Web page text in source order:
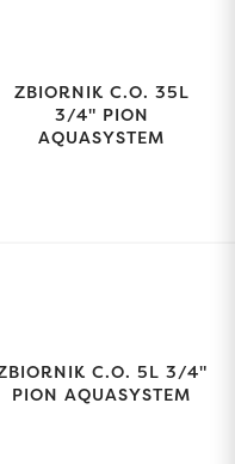
ZBIORNIK C.O. 35L
3/4" PION
AQUASYSTEM
C.O. 5L 3/4"
PION AQUASYSTEM